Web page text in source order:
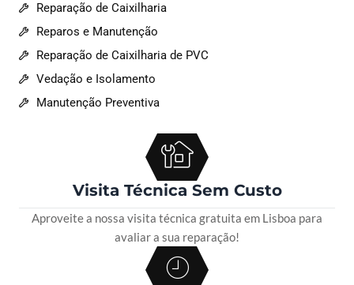
Reparação de Caixilharia
Reparos e Manutenção
Reparação de Caixilharia de PVC
Vedação e Isolamento
Manutenção Preventiva
Visita Técnica Sem Custo
Aproveite a nossa visita técnica gratuita em Lisboa para
avaliar a sua reparação!